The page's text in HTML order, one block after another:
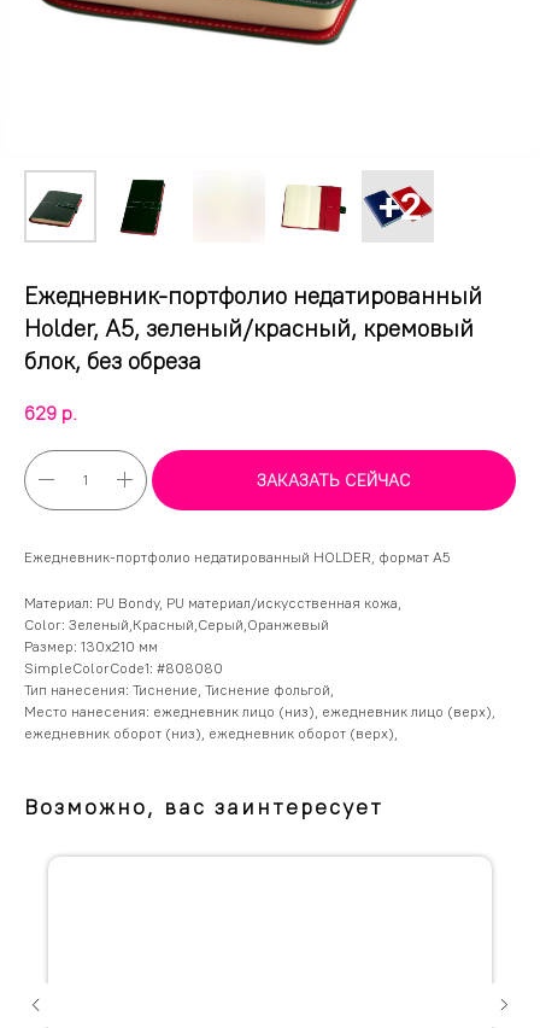
Ежедневник-портфолио недатированный
Holder, А5, зеленый/красный, кремовый
блок, без обреза
629 р.
ЗАКАЗАТЬ СЕЙЧАС
Ежедневник-портфолио недатированный HOLDER, формат А5
Материал: PU Bondy, PU материал/искусственная кожа,
Color: Зеленый,Красный,Серый,Оранжевый
Размер: 130х210 мм
SimpleColorCode1: #808080
Тип нанесения: Тиснение, Тиснение фольгой,
Место нанесения: ежедневник лицо (низ), ежедневник лицо (верх),
ежедневник оборот (низ), ежедневник оборот (верх),
Возможно, вас заинтересует